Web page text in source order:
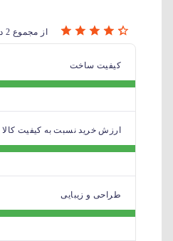
از مجموع 2 دیدگاه
کیفیت ساخت
ارزش خرید نسبت به کیفیت کالا
طراحی و زیبایی